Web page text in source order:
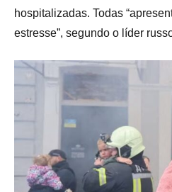
hospitalizadas. Todas
estresse”, segundo o líder